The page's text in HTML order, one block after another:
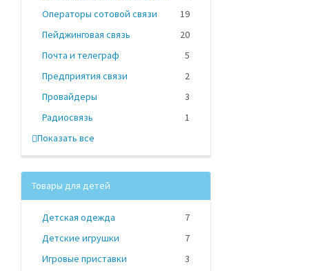
Операторы сотовой связи
19
Пейджинговая связь
20
Почта и телеграф
5
Предприятия связи
2
Провайдеры
3
Радиосвязь
1
Показать все
Товары для детей
Детская одежда
7
Детские игрушки
7
Игровые приставки
3